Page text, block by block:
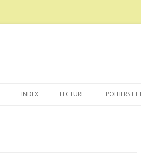
au
INDEX LECTURE POITIERS